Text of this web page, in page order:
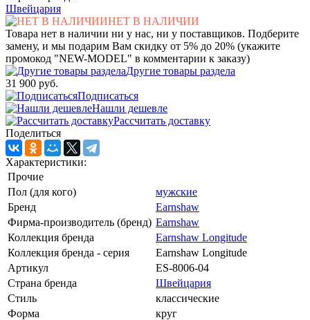
Швейцария
НЕТ В НАЛИЧИИ
Товара нет в наличии ни у нас, ни у поставщиков. Подберите
замену, и мы подарим Вам скидку от 5% до 20% (укажите
промокод "NEW-MODEL" в комментарии к заказу)
Другие товары раздела
31 900 руб.
Подписаться
Нашли дешевле
Рассчитать доставку
Поделиться
Характеристики:
Прочие
Пол (для кого)
мужские
Бренд
Earnshaw
Фирма-производитель (бренд) Earnshaw
Коллекция бренда
Earnshaw Longitude
Коллекция бренда - серия
Earnshaw Longitude
Артикул
ES-8006-04
Страна бренда
Швейцария
Стиль
классические
Форма
круг